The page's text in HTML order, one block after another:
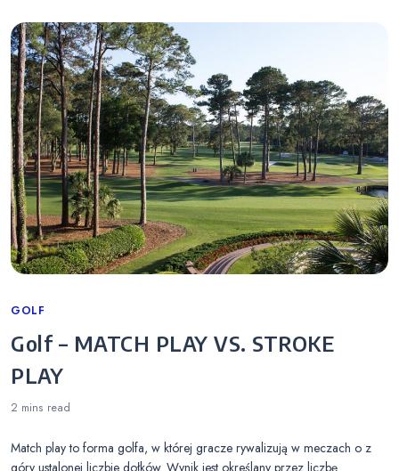
Categories
GOLF
Golf – MATCH PLAY VS. STROKE
PLAY
2 mins read
Match play to forma golfa, w której gracze rywalizują w meczach o z
góry ustalonej liczbie dołków. Wynik jest określany przez liczbę